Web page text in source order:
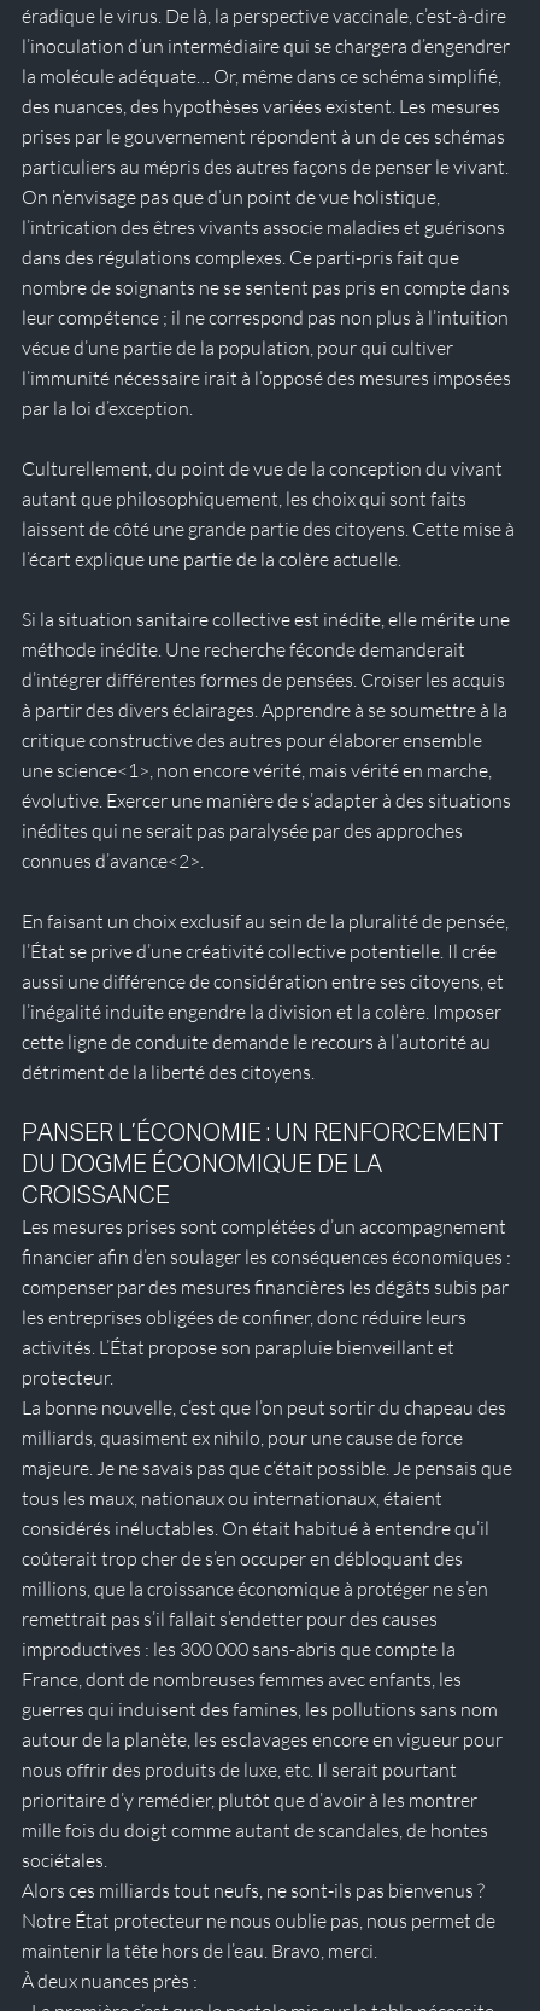
éradique le virus. De là, la perspective vaccinale, c’est-à-dire
l’inoculation d’un intermédiaire qui se chargera d’engendrer
la molécule adéquate… Or, même dans ce schéma simplifié,
des nuances, des hypothèses variées existent. Les mesures
prises par le gouvernement répondent à un de ces schémas
particuliers au mépris des autres façons de penser le vivant.
On n’envisage pas que d’un point de vue holistique,
l’intrication des êtres vivants associe maladies et guérisons
dans des régulations complexes. Ce parti-pris fait que
nombre de soignants ne se sentent pas pris en compte dans
leur compétence ; il ne correspond pas non plus à l’intuition
vécue d’une partie de la population, pour qui cultiver
l’immunité nécessaire irait à l’opposé des mesures imposées
par la loi d’exception.
Culturellement, du point de vue de la conception du vivant
autant que philosophiquement, les choix qui sont faits
laissent de côté une grande partie des citoyens. Cette mise à
l’écart explique une partie de la colère actuelle.
Si la situation sanitaire collective est inédite, elle mérite une
méthode inédite. Une recherche féconde demanderait
d’intégrer différentes formes de pensées. Croiser les acquis
à partir des divers éclairages. Apprendre à se soumettre à la
critique constructive des autres pour élaborer ensemble
une science<1> , non encore vérité, mais vérité en marche,
évolutive. Exercer une manière de s’adapter à des situations
inédites qui ne serait pas paralysée par des approches
connues d’avance<2>
En faisant un choix exclusif au sein de la pluralité de pensée,
l’État se prive d’une créativité collective potentielle. Il crée
aussi une différence de considération entre ses citoyens, et
l’inégalité induite engendre la division et la colère. Imposer
cette ligne de conduite demande le recours à l’autorité au
détriment de la liberté des citoyens.
PANSER L’ÉCONOMIE : UN RENFORCEMENT
DU DOGME ÉCONOMIQUE DE LA
CROISSANCE
Les mesures prises sont complétées d’un accompagnement
financier afin d’en soulager les conséquences économiques :
compenser par des mesures financières les dégâts subis par
les entreprises obligées de confiner, donc réduire leurs
activités. L’État propose son parapluie bienveillant et
protecteur.
La bonne nouvelle, c’est que l’on peut sortir du chapeau des
milliards, quasiment ex nihilo, pour une cause de force
majeure. Je ne savais pas que c’était possible. Je pensais que
tous les maux, nationaux ou internationaux, étaient
considérés inéluctables. On était habitué à entendre qu’il
coûterait trop cher de s’en occuper en débloquant des
millions, que la croissance économique à protéger ne s’en
remettrait pas s’il fallait s’endetter pour des causes
improductives : les 300 000 sans-abris que compte la
France, dont de nombreuses femmes avec enfants, les
guerres qui induisent des famines, les pollutions sans nom
autour de la planète, les esclavages encore en vigueur pour
nous offrir des produits de luxe, etc. Il serait pourtant
prioritaire d’y remédier, plutôt que d’avoir à les montrer
mille fois du doigt comme autant de scandales, de hontes
sociétales.
Alors ces milliards tout neufs, ne sont-ils pas bienvenus ?
Notre État protecteur ne nous oublie pas, nous permet de
maintenir la tête hors de l’eau. Bravo, merci.
À deux nuances près :